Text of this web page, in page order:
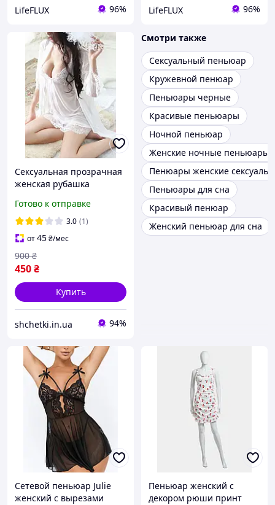
LifeFLUX 96% LifeFLUX 96%
Сексуальная прозрачная
женская рубашка
Feeling, Прозрачный
женский пеньюар с
кружевом
Готово к отправке
3.0 (1)
от45₴/мес
450₴
900 ₴
Купить
shchetki.in.ua 94%
Смотри также
Сексуальный пеньюар
Кружевной пенюар
Пеньюары черные
Красивые пеньюары
Ночной пеньюар
Женские ночные пеньюары
Пенюары женские
Пеньюары для сна
Красивый пенюар
Женский пеньюар для сна
Сетевой пеньюар Julie
женский с вырезами
Пеньюар женский с
декором рюши принт